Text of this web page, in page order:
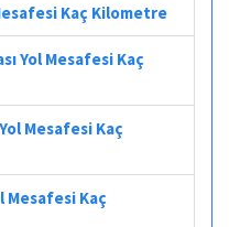
Kaç Kilometre
Yol Mesafesi Kaç
Mesafesi Kaç
Mesafesi Kaç